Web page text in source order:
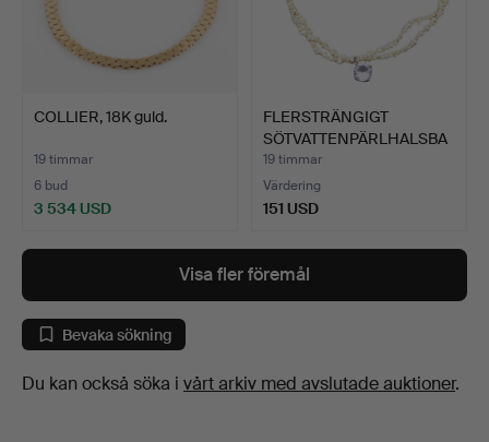
COLLIER, 18K guld.
19 timmar
6 bud
3 534 USD
FLERSTRÄNGIGT
SÖTVATTENPÄRLHALSBA
ND MED FA…
19 timmar
Värdering
151 USD
Visa fler föremål
Bevaka sökning
Du kan också söka i vårt arkiv med avslutade auktioner.